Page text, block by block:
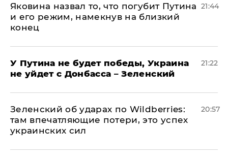
Яковина назвал то, что погубит Путина
и его режим, намекнув на близкий
конец
21:44
У Путина не будет победы, Украина
не уйдет с Донбасса – Зеленский
21:22
Зеленский об ударах по Wildberries:
там впечатляющие потери, это успех
украинских сил
20:57